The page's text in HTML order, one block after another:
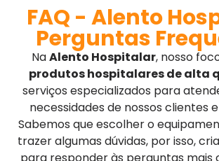
FAQ - Alento
Perguntas
NaAlento Hospitalar, nosso
produtos hospitalares de alta
serviços especializados para
necessidades de nossos clientes
Sabemos que escolher o
trazer algumas dúvidas, por isso,